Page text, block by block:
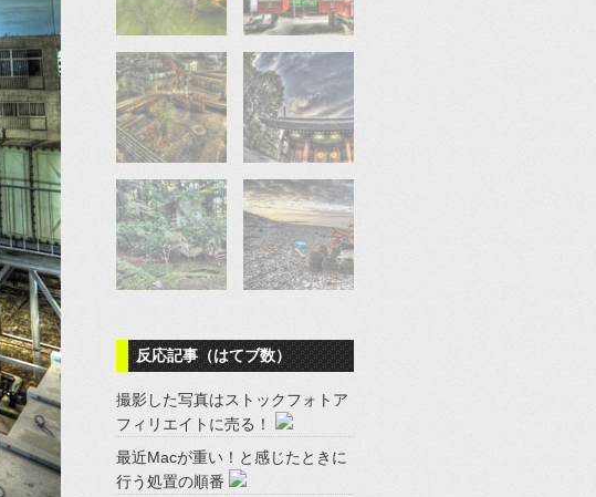
反応記事（はてブ数）
撮影した写真はストックフォトア
フィリエイトに売る！
最近Macが重い！と感じたときに
行う処置の順番